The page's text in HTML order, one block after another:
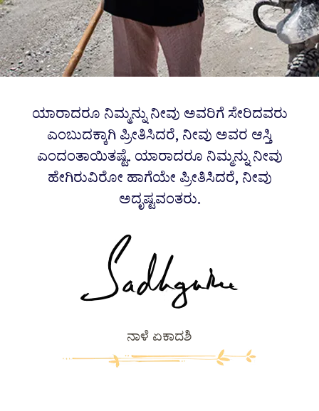
ಯಾರಾದರೂ ನಿಮ್ಮನ್ನು ನೀವು ಅವರಿಗೆ ಸೇರಿದವರು
ಎಂಬುದಕ್ಕಾಗಿ ಪ್ರೀತಿಸಿದರೆ, ನೀವು ಅವರ ಆಸ್ತಿ
ಎಂದಂತಾಯಿತಷ್ಟೆ. ಯಾರಾದರೂ ನಿಮ್ಮನ್ನು ನೀವು
ಹೇಗಿರುವಿರೋ ಹಾಗೆಯೇ ಪ್ರೀತಿಸಿದರೆ, ನೀವು
ಅದೃಷ್ಟವಂತರು.
ನಾಳೆ ಏಕಾದಶಿ